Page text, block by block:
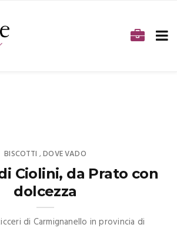
BISCOTTI ,DOVE VADO
Ciolini, da Prato con
dolcezza
di Carmignanello in provincia di